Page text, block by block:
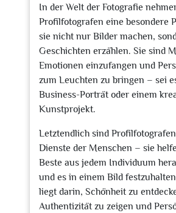
In der Welt der Fotografie
Profilfotografen eine besondere
sie nicht nur Bilder machen,
Geschichten erzählen. Sie sind
Emotionen einzufangen und
zum Leuchten zu bringen – sei
Business-Porträt oder einem
Kunstprojekt.
Letztendlich sind
Dienste der Menschen – sie
Beste aus jedem Individuum
und es in einem Bild
liegt darin, Schönheit zu
Authentizität zu zeigen und